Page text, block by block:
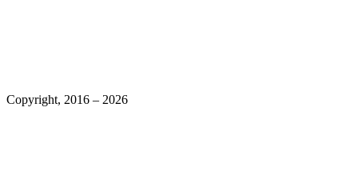
Copyright, 2016 – 2026